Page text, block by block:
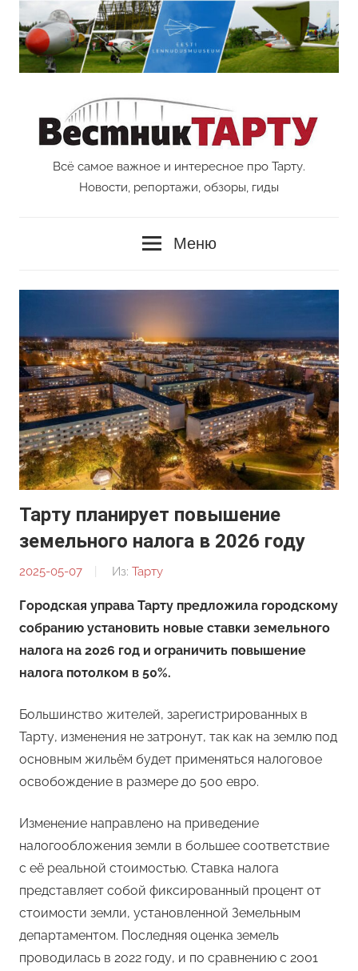
Перейти
содержимому
Vestnik
Всё самое важное и интересное про Тарту.
Новости, репортажи, обзоры, гиды
Меню
Тарту планирует повышение
земельного налога в 2026 году
2025-05-07
От:
Из: Тарту
Городская управа Тарту предложила городскому
собранию установить новые ставки земельного
налога на 2026 год и ограничить повышение
налога потолком в 50%.
Большинство жителей, зарегистрированных в
Тарту, изменения не затронут, так как на землю под
основным жильём будет применяться налоговое
освобождение в размере до 500 евро.
Изменение направлено на приведение
налогообложения земли в большее соответствие
с её реальной стоимостью. Ставка налога
представляет собой фиксированный процент от
стоимости земли, установленной Земельным
департаментом. Последняя оценка земель
проводилась в 2022 году, и по сравнению с 2001